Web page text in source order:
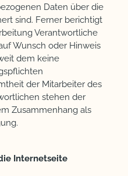
Daten über die
sind. Ferner berichtigt
Verantwortliche
Wunsch oder Hinweis
dem keine
der Mitarbeiter des
stehen der
Zusammenhang als
Internetseite